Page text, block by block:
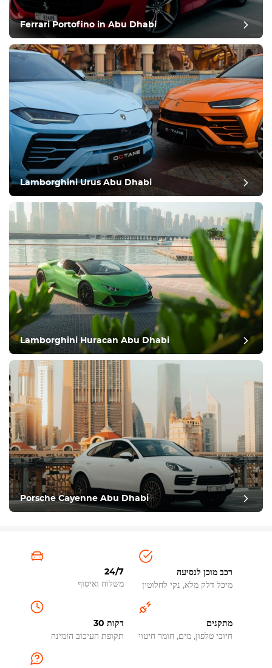
Ferrari Portofino in Abu Dhabi
Lamborghini Urus Abu Dhabi
Lamborghini Huracan Abu Dhabi
Porsche Cayenne Abu Dhabi
24/7
משלוח ואיסוף
רכב מוכן לנסיעה
מיכל דלק מלא, נקי לחלוטין
30 דקות
תקופת העיכוב הזמינה
מתקנים
חיובי טלפון, מים, חומר חיטוי